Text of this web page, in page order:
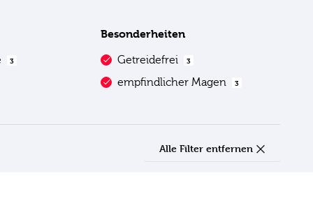
3
Besonderheiten
Getreidefrei 3
empfindlicher Magen 3
Alle Filter entfernen